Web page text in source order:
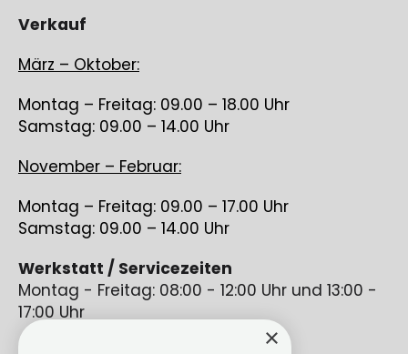
Verkauf
März – Oktober:
Montag – Freitag: 09.00 – 18.00 Uhr
Samstag: 09.00 – 14.00 Uhr
November – Februar:
Montag – Freitag: 09.00 – 17.00 Uhr
Samstag: 09.00 – 14.00 Uhr
Werkstatt / Servicezeiten
Montag - Freitag: 08:00 - 12:00 Uhr und 13:00 -
17:00 Uhr
×